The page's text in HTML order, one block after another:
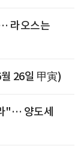
라오스는
26일 甲寅)
"… 양도세